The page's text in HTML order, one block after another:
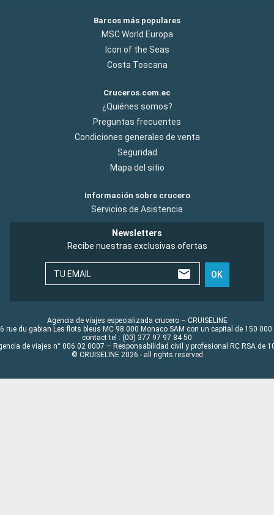
Barcos más populares
MSC World Europa
Icon of the Seas
Costa Toscana
Cruceros.com.ec
¿Quiénes somos?
Preguntas frecuentes
Condiciones generales de venta
Seguridad
Mapa del sitio
Información sobre crucero
Servicios de Asistencia
Newsletters
Recibe nuestras exclusivas ofertas
TU EMAIL OK
Agencia de viajes especializada crucero – CRUISELINE
rue du gabian Les flots bleus MC 98 000 Monaco SAM con un capital de 150 000
contact tel : (00) 377 97 97 84 50
de viajes n° 006 02 0007 – Responsabilidad civil y profesional RC RSA de
© CRUISELINE 2026 - all rights reserved